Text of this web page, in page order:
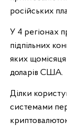
російських
У 4 регіонах
підпільних
яких
доларів США.
Ділки
системами